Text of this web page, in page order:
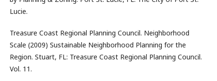
Lucie.
Treasure Coast Regional Planning Council. Neighborhood
Scale (2009) Sustainable Neighborhood Planning for the
Region. Stuart, FL: Treasure Coast Regional Planning Council.
Vol. 11.